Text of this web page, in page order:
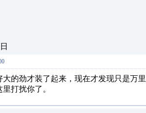
的劲才装了起来，现在才发现只是万
打扰你了。